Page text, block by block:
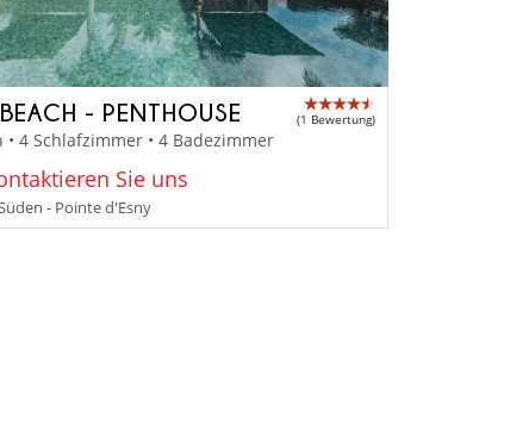
- PENTHOUSE (1 Bewertung)
• 4 Schlafzimmer • 4 Badezimmer
Sie uns
- Pointe d'Esny